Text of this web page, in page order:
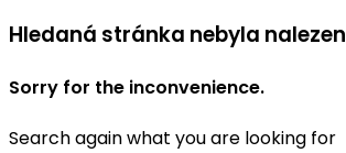
Hledaná stránka nebyla
Sorry for the inconvenience.
Search again what you are looking for